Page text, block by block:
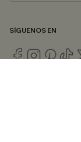
SÍGUENOS EN